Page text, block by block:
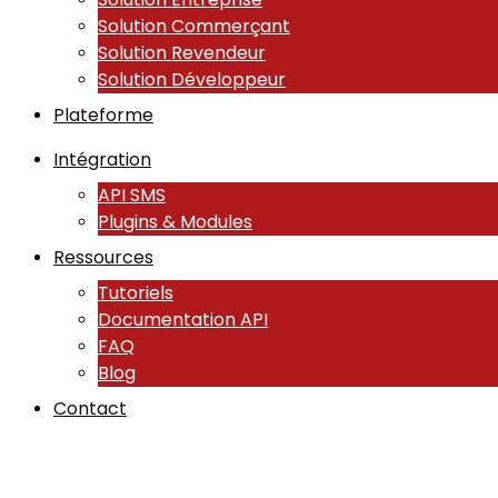
Solution Commerçant
Solution Revendeur
Solution Développeur
Plateforme
Intégration
API SMS
Plugins & Modules
Ressources
Tutoriels
Documentation API
FAQ
Blog
Contact